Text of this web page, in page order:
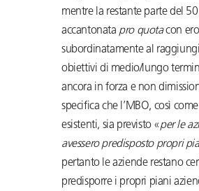
mentre la restante parte del
accantonata pro quotacon
subordinatamente al
obiettivi di medio/lungo
ancora in forza e non
specifica che l’MBO, così
esistenti, sia previsto «per le
avessero predisposto propri
pertanto le aziende restano
predisporre i propri piani